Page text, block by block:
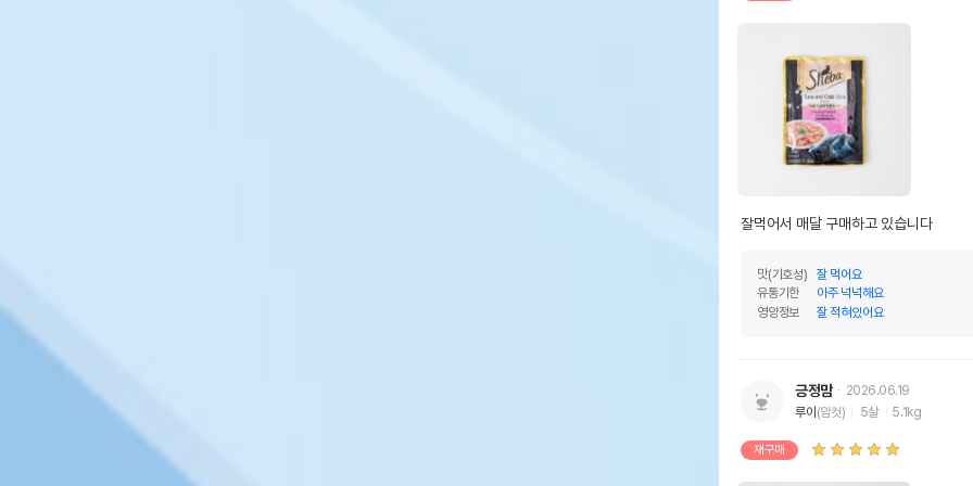
잘먹어서 매달 구매하고 있습니다
맛(기호성)
잘 먹어요
유통기한
아주 넉넉해요
영양정보
잘 적혀있어요
긍정맘
2026.06.19
루이(암컷) 5살 5.1kg
재구매